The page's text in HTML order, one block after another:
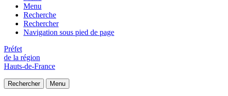
Menu
Recherche
Rechercher
Navigation sous pied de page
Préfet
de la région
Hauts-de-France
Rechercher Menu